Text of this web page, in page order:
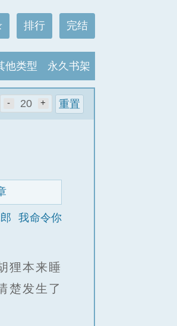
完结
排行
他类型 永久书架
- 20 + 重置
我命令你
狸本来睡
楚发生了